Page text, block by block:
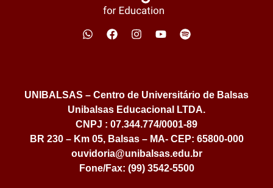
UNIBALSAS – Centro de Universitário de Balsas
Unibalsas Educacional LTDA.
CNPJ : 07.344.774/0001-89
BR 230 – Km 05, Balsas – MA- CEP: 65800-000
ouvidoria@unibalsas.edu.br
Fone/Fax: (99) 3542-5500